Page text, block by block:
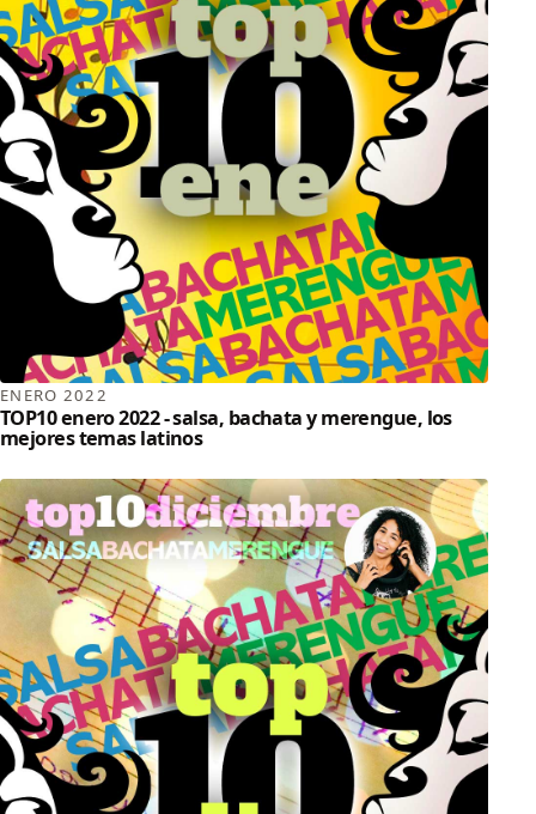
ENERO 2022
TOP10 enero 2022 - salsa, bachata y merengue, los
mejores temas latinos